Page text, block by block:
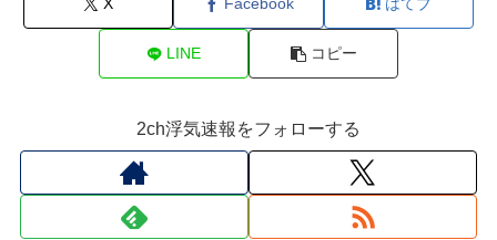
LINE コピー
2ch浮気速報をフォローする